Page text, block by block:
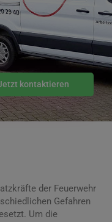
kontaktieren
der Feuerwehr
Gefahren
Um die